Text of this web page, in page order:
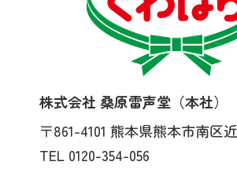
株式会社 桑原雷声堂（本社）
〒861-4101 熊本県熊本市南区
TEL 0120-354-056